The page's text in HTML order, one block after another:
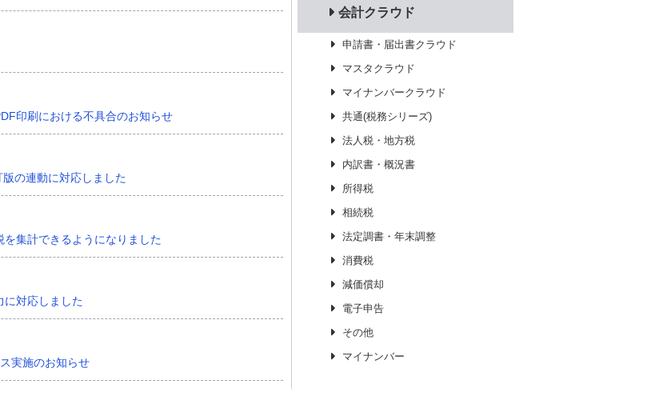
印刷における不具合のお知らせ
の連動に対応しました
集計できるようになりました
に対応しました
実施のお知らせ
会計クラウド
申請書・届出書クラウド
マスタクラウド
マイナンバークラウド
共通(税務シリーズ)
法人税・地方税
内訳書・概況書
所得税
相続税
法定調書・年末調整
消費税
減価償却
電子申告
その他
マイナンバー